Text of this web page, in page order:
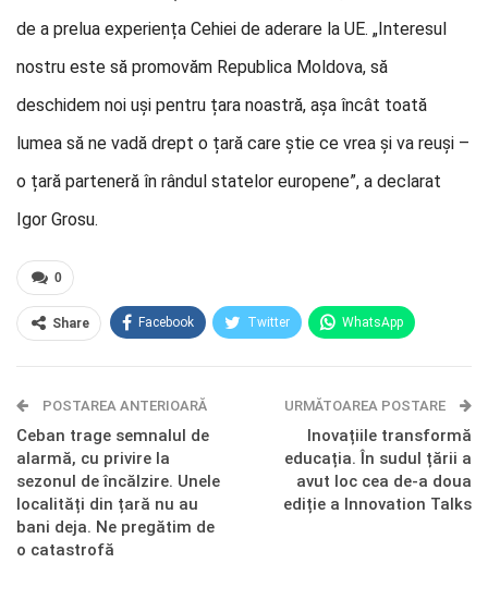
de a prelua experiența Cehiei de aderare la UE. „Interesul
nostru este să promovăm Republica Moldova, să
deschidem noi uși pentru țara noastră, așa încât toată
lumea să ne vadă drept o țară care știe ce vrea și va reuși –
o țară parteneră în rândul statelor europene”, a declarat
Igor Grosu.
0
Share Facebook Twitter WhatsApp
Telegram OK.ru
POSTAREA ANTERIOARĂ
Ceban trage semnalul de
alarmă, cu privire la
sezonul de încălzire. Unele
localități din țară nu au
bani deja. Ne pregătim de
o catastrofă
URMĂTOAREA POSTARE
Inovațiile transformă
educația. În sudul țării a
avut loc cea de-a doua
ediție a Innovation Talks